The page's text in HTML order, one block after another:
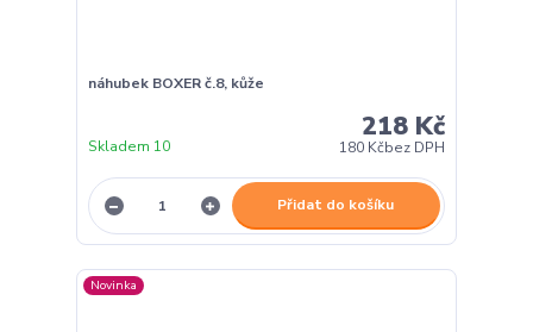
náhubek BOXER č.8, kůže
218 Kč
180 Kčbez DPH
Skladem 10
Přidat do košíku
Novinka